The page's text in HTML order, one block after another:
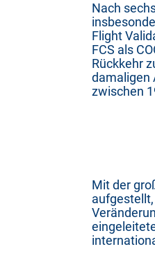
Nach
Flight
FCS als
Rückkehr
damaligen
zwischen
Mit der